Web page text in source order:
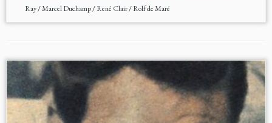
Ray/Marcel Duchamp/René Clair/Rolf de Maré